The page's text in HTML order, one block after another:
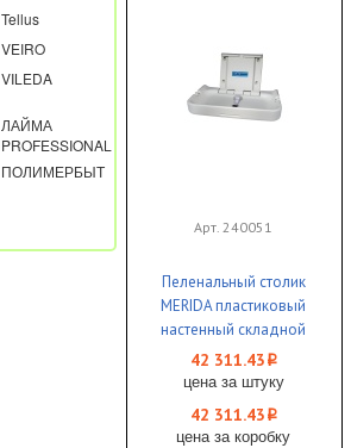
Tellus
VEIRO
VILEDA
ЛАЙМА
PROFESSIONAL
ПОЛИМЕРБЫТ
Арт. 240051
Пеленальный столик
MERIDA пластиковый
настенный складной
белый 1/2
42 311.43 i
цена за штуку
42 311.43 i
цена за коробку